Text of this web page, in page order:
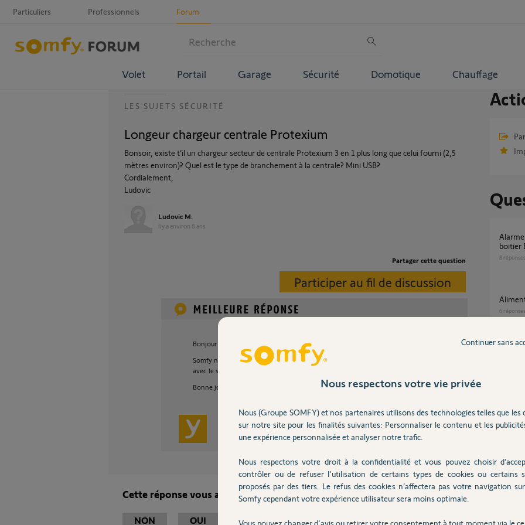
Particuliers Professionnels Forum
Volet Portail Garage Sécurité Domotique Chauffage
LES SUJETS SÉCURITÉ
Longeur chargeur centrale Protexium
Bonsoir, existe t’il un chargeur secteur de centrale Protexium 3 en 1 plus long que celui fourni (2,5
mètres environ)? Quel est le type de branchement à la centrale? Mini USB?
Cordialement,
Ludovic
Ludovic M.
il y a environ 8 ans
Partager cette question
Participer au fil de discussion
Bonjour Ludovic,
Somfy ne commercialise pas de câble d'alimentation plus long que celui fourni
avec le système d'alarme, toutefois, il s'agit bien d'une prise Mini-USB.
Bonne journée,
il y a environ 8 ans
Cette réponse vous a-t-elle aidé ?
NON OUI
Alarme Protexium, pas de connexion au
boitier
8 réponses
6 réponses
70
je
serveur
Nous respectons votre vie privée
Nous (Groupe SOMFY) et nos partenaires utilisons des technologies telles que les
sur notre site pour les finalités suivantes: Personnaliser le contenu et les
une expérience personnalisée et analyser notre trafic.
Nous respectons votre droit à la confidentialité et vous pouvez choisir
contrôler ou de refuser l'utilisation de certains types de cookies ou certains
proposés par des tiers. Le refus des cookies n’affectera pas votre navigation
Somfy cependant votre expérience utilisateur sera moins optimale.
Vous pouvez changer d'avis ou retirer votre consentement à tout moment via le
Continuer sans